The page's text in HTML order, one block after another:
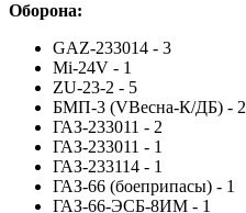
Оборона:
GAZ-233014 - 3
Mi-24V - 1
ZU-23-2 - 5
БМП-3 (VВесна-К/ДБ) - 2
ГАЗ-233011 - 2
ГАЗ-233011 - 1
ГАЗ-233114 - 1
ГАЗ-66 (боеприпасы) - 1
ГАЗ-66-ЭСБ-8ИМ - 1